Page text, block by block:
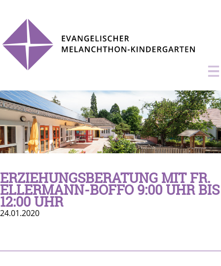
ERZIEHUNGSBERATUNG MIT FR.
ELLERMANN-BOFFO 9:00 UHR BIS
12:00 UHR
24.01.2020